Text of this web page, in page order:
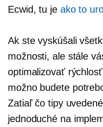
Ecwid, tu je ako to
Ak ste vyskúšali
možnosti, ale stále
optimalizovať
možno budete
Zatiaľ čo tipy
jednoduché na